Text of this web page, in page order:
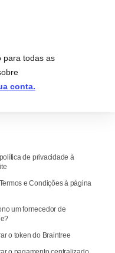
para todas as
conta.
de privacidade à
e Condições à página
um fornecedor de
o token do Braintree